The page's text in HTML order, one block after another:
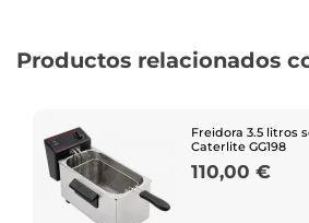
Productos relacionados
Freidora 3.5 litros
Caterlite GG198
Price
110,00 €